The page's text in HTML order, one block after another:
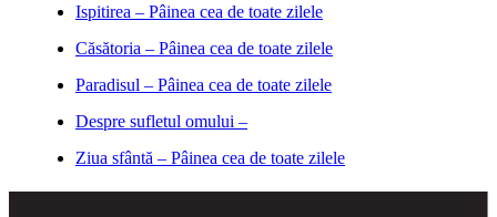
Ispitirea – Pâinea cea de toate zilele
Căsătoria – Pâinea cea de toate zilele
Paradisul – Pâinea cea de toate zilele
Despre sufletul omului –
Ziua sfântă – Pâinea cea de toate zilele